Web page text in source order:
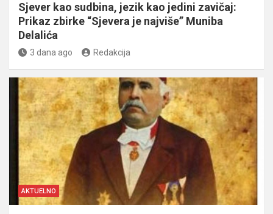
Sjever kao sudbina, jezik kao jedini zavičaj:
Prikaz zbirke “Sjevera je najviše” Muniba
Delalića
3 dana ago Redakcija
AKTUELNO